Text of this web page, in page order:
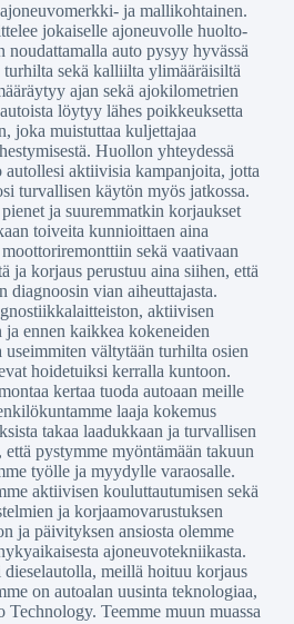
ja mallikohtainen.
jokaiselle ajoneuvolle huolto-
noudattamalla auto pysyy hyvässä
turhilta sekä kalliilta ylimääräisiltä
ajan sekä ajokilometrien
löytyy lähes poikkeuksetta
joka muistuttaa kuljettajaa
Huollon yhteydessä
autollesi aktiivisia kampanjoita, jotta
turvallisen käytön myös jatkossa.
ja suuremmatkin korjaukset
toiveita kunnioittaen aina
sekä vaativaan
ja korjaus perustuu aina siihen, että
diagnoosin vian aiheuttajasta.
aktiivisen
ennen kaikkea kokeneiden
vältytään turhilta osien
hoidetuiksi kerralla kuntoon.
kertaa tuoda autoaan meille
laaja kokemus
takaa laadukkaan ja turvallisen
pystymme myöntämään takuun
työlle ja myydylle varaosalle.
aktiivisen kouluttautumisen sekä
ja korjaamovarustuksen
ja päivityksen ansiosta olemme
ajoneuvotekniikasta.
meillä hoituu korjaus
on autoalan uusinta teknologiaa,
Teemme muun muassa